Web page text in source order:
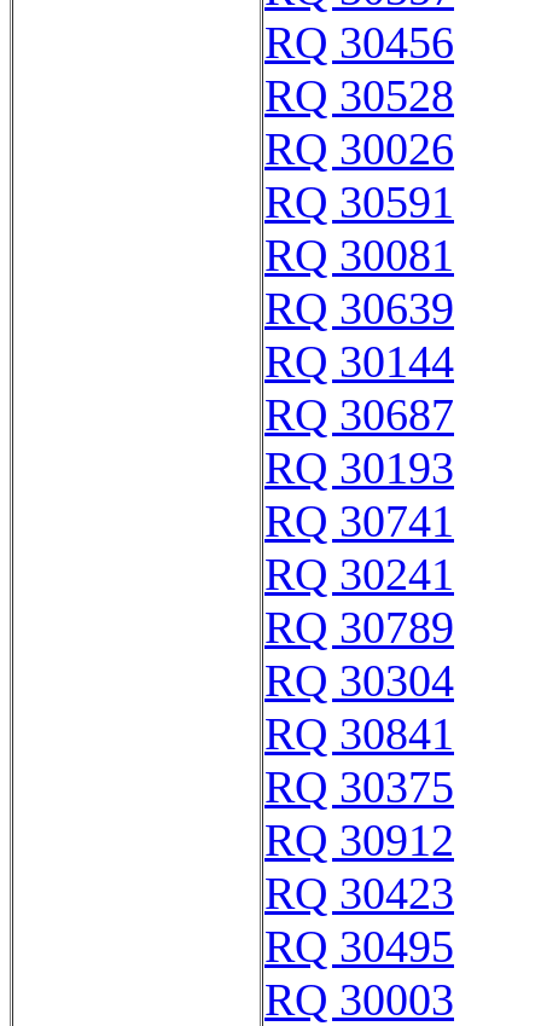
RQ 30456
RQ 30528
RQ 30026
RQ 30591
RQ 30081
RQ 30639
RQ 30144
RQ 30687
RQ 30193
RQ 30741
RQ 30241
RQ 30789
RQ 30304
RQ 30841
RQ 30375
RQ 30912
RQ 30423
RQ 30495
RQ 30003